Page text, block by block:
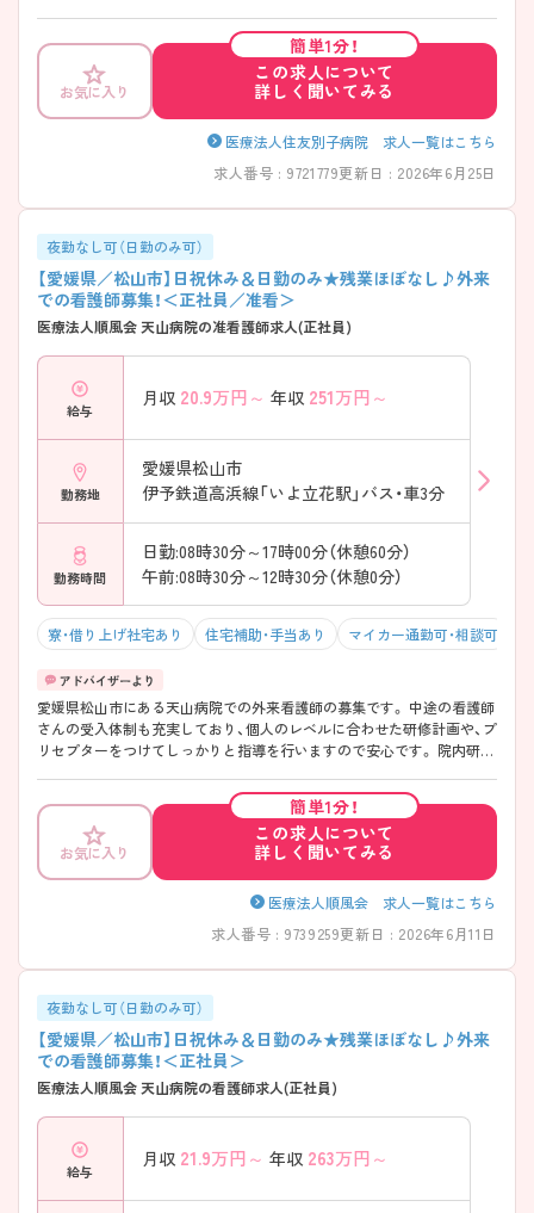
企業の工場が並んでいます。 病院のすぐ近くに映画館があるショッピン
グモールがあり、市内には飲食店、ドラッグストア、ホームセンター、電
気屋など生活に必要なお店が一通り揃っています。 夜勤は2交代で、休憩
時間60分とは別に仮眠時間を180分設けています。夜勤体制も手厚く、看
護師3名＋ケアアシスタント（看護助手）1名の4名体制となります。 寮も
ございますが、満室の場合は近隣1～2km程度の範囲で借り上げ住宅をご
様も是非ご応募くださいませ(^^)/
お気に入り
簡単1分！
この求人について
詳しく聞いてみる
医療法人住友別子病院 求人一覧はこちら
求人番号 : 9721779更新日 : 2026年6月25日
夜勤なし可（日勤のみ可）
【愛媛県／松山市】日祝休み＆日勤のみ★残業ほぼなし♪外来
での看護師募集！＜正社員／准看＞
医療法人順風会 天山病院の准看護師求人(正社員)
給与
月収 20.9万円～ 年収 251万円～
勤務地
愛媛県松山市
伊予鉄道高浜線「いよ立花駅」バス・車3分
勤務時間
日勤:08時30分～17時00分（休憩60分）
午前:08時30分～12時30分（休憩0分）
寮・借り上げ社宅あり 住宅補助・手当あり マイカー通勤可・相談可
愛媛県松山市にある天山病院での外来看護師の募集です。 中途の看護師
さんの受入体制も充実しており、個人のレベルに合わせた研修計画や、プ
リセプターをつけてしっかりと指導を行いますので安心です。 院内研
できる病院です。ご興味のある方はぜひお気軽にお問い合わせください
あまり募集がでない珍しい求人となりますので、ご希望の方は早めにマ
イナビ看護師のアドバイザーまでお問い合わせくださいませ(^^)
お気に入り
簡単1分！
この求人について
詳しく聞いてみる
医療法人順風会 求人一覧はこちら
求人番号 : 9739259更新日 : 2026年6月11日
夜勤なし可（日勤のみ可）
【愛媛県／松山市】日祝休み＆日勤のみ★残業ほぼなし♪外来
での看護師募集！＜正社員＞
医療法人順風会 天山病院の看護師求人(正社員)
給与
月収 21.9万円～ 年収 263万円～